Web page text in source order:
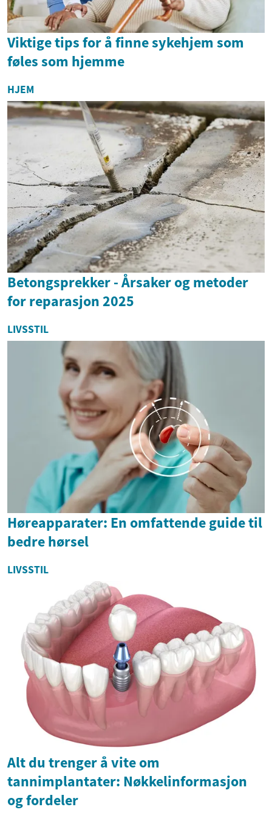
Viktige tips for å finne sykehjem som
føles som hjemme
HJEM
Betongsprekker - Årsaker og metoder
for reparasjon 2025
LIVSSTIL
Høreapparater: En omfattende guide til
bedre hørsel
LIVSSTIL
Alt du trenger å vite om
tannimplantater: Nøkkelinformasjon
og fordeler